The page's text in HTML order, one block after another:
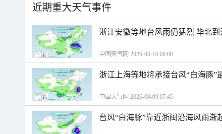
近期重大天气事件
浙江安徽等地台风雨仍猛烈 华北
中国天气网 2026-08-10 08:00
浙江上海等地将承接台风“白海豚”
中国天气网 2026-08-09 07:45
台风“白海豚”靠近浙闽沿海风雨渐